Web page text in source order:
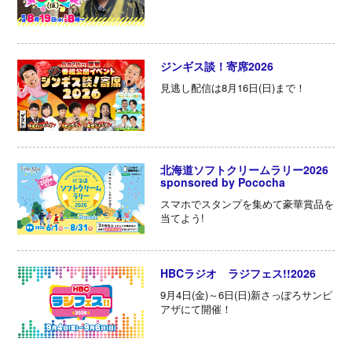
ジンギス談！寄席2026
見逃し配信は8月16日(日)まで！
北海道ソフトクリームラリー2026
sponsored by Pococha
スマホでスタンプを集めて豪華賞品を
当てよう!
HBCラジオ ラジフェス!!2026
9月4日(金)～6日(日)新さっぽろサンピ
アザにて開催！